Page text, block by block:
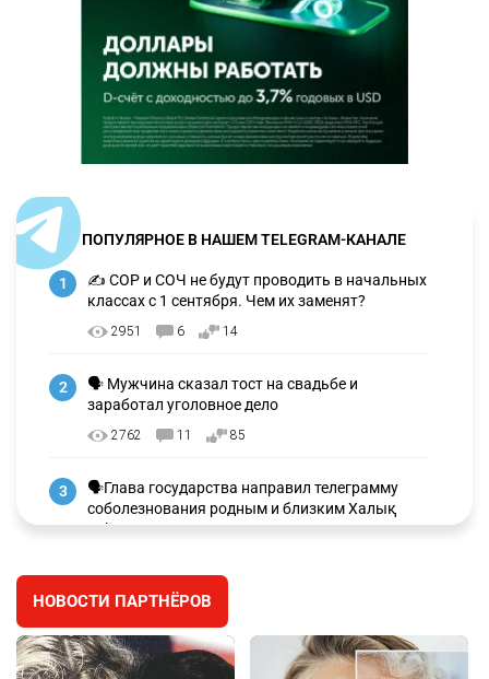
ПОПУЛЯРНОЕ В НАШЕМ TELEGRAM-КАНАЛЕ
1
✍️ СОР и СОЧ не будут проводить в начальных
классах с 1 сентября. Чем их заменят?
2951 6 14
2
🗣 Мужчина сказал тост на свадьбе и
заработал уголовное дело
2762 11 85
3
🗣Глава государства направил телеграмму
соболезнования родным и близким Халық
қаһарманы Ивана Гапича
🇫🇷 Клуб ПСЖ объявил об открытии своей
футбольной академии в Астане
2632 2 39
НОВОСТИ ПАРТНЁРОВ